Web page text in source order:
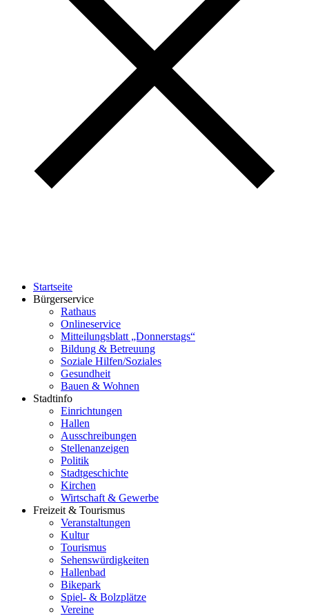
Startseite
Bürgerservice
Rathaus
Onlineservice
Mitteilungsblatt „Donnerstags“
Bildung & Betreuung
Soziale Hilfen/Soziales
Gesundheit
Bauen & Wohnen
Stadtinfo
Einrichtungen
Hallen
Ausschreibungen
Stellenanzeigen
Politik
Stadtgeschichte
Kirchen
Wirtschaft & Gewerbe
Freizeit & Tourismus
Veranstaltungen
Kultur
Tourismus
Sehenswürdigkeiten
Hallenbad
Bikepark
Spiel- & Bolzplätze
Vereine